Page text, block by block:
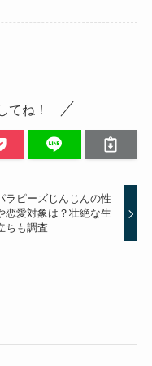
てね！
ラピーズじんじんの性
恋愛対象は？壮絶な生
ちも調査